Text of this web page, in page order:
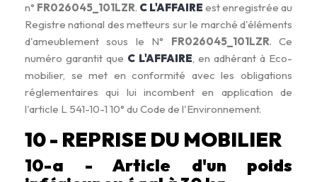
n° FR026045_101LZR. C L'AFFAIRE est enregistrée au
Registre national des metteurs sur le marché d'éléments
d'ameublement sous le N° FR026045_101LZR. Ce
numéro garantit que C L'AFFAIRE, en adhérant à Eco-
mobilier, se met en conformité avec les obligations
réglementaires qui lui incombent en application de
l'article L 541-10-1 10° du Code de l'Environnement.
10 - REPRISE DU MOBILIER
10-a - Article d'un poids